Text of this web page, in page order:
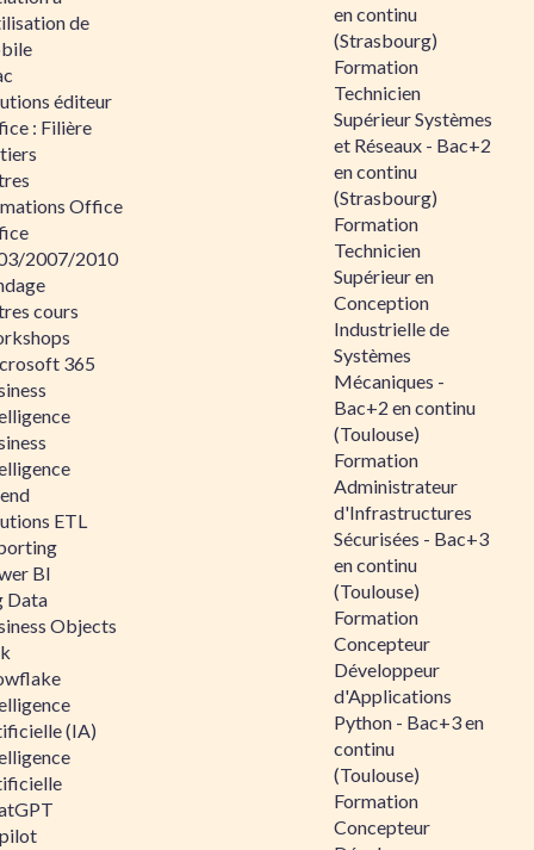
de
éditeur
: Filière
Office
2007/2010
cours
365
ETL
BI
Data
Objects
(IA)
en continu
(Strasbourg)
Formation
Technicien
Supérieur Systèmes
et Réseaux - Bac+2
en continu
(Strasbourg)
Formation
Technicien
Supérieur en
Conception
Industrielle de
Systèmes
Mécaniques -
Bac+2 en continu
(Toulouse)
Formation
Administrateur
d'Infrastructures
Sécurisées - Bac+3
en continu
(Toulouse)
Formation
Concepteur
Développeur
d'Applications
Python - Bac+3 en
continu
(Toulouse)
Formation
Concepteur